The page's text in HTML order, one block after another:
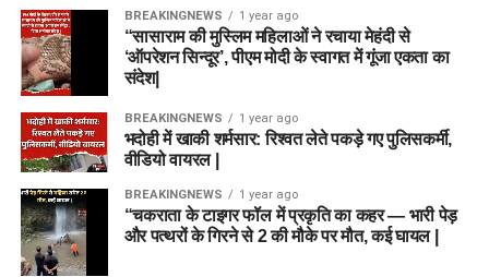
BREAKINGNEWS 1 year ago
“सासाराम की मुस्लिम महिलाओं ने रचाया मेहंदी से
‘ऑपरेशन सिन्दूर’, पीएम मोदी के स्वागत में गूंजा एकता का
संदेश|
BREAKINGNEWS 1 year ago
भदोही में खाकी शर्मसार: रिश्वत लेते पकड़े गए पुलिसकर्मी,
वीडियो वायरल |
BREAKINGNEWS 1 year ago
“चकराता के टाइगर फॉल में प्रकृति का कहर — भारी पेड़
और पत्थरों के गिरने से 2 की मौके पर मौत, कई घायल |